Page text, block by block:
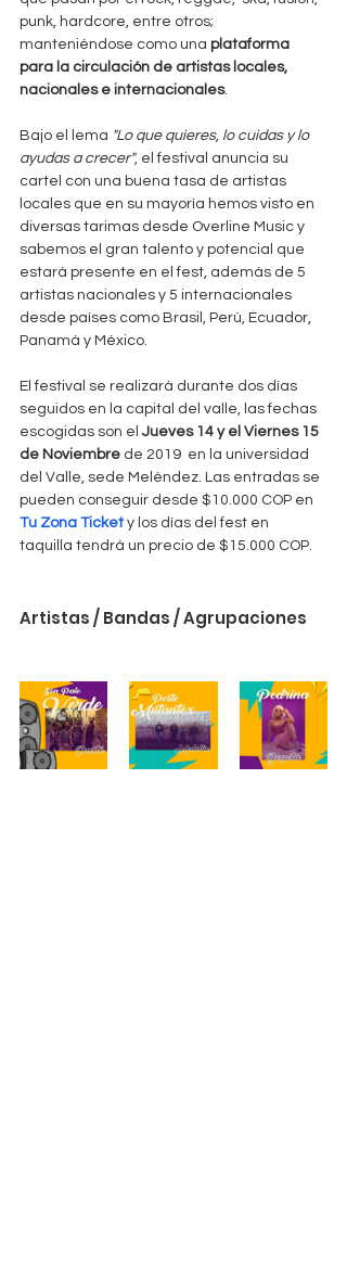
punk, hardcore, entre otros;
manteniéndose como una plataforma
para la circulación de artistas locales,
nacionales e internacionales.
Bajo el lema "Lo que quieres, lo cuidas y lo
ayudas a crecer", el festival anuncia su
cartel con una buena tasa de artistas
locales que en su mayoría hemos visto en
diversas tarimas desde Overline Music y
sabemos el gran talento y potencial que
estará presente en el fest, además de 5
artistas nacionales y 5 internacionales
desde países como Brasil, Perú, Ecuador,
Panamá y México.
El festival se realizará durante dos días
seguidos en la capital del valle, las fechas
escogidas son el Jueves 14 y el Viernes 15
de Noviembre de 2019  en la universidad
del Valle, sede Meléndez. Las entradas se
pueden conseguir desde $10.000 COP en
Tu Zona Ticket y los días del fest en
taquilla tendrá un precio de $15.000 COP.
Artistas / Bandas / Agrupaciones